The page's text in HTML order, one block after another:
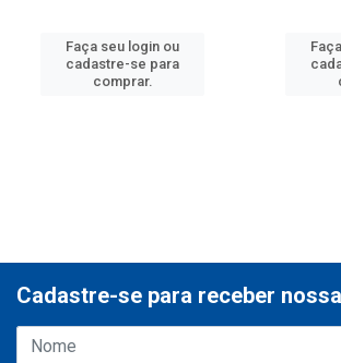
Faça seu login ou
cadastre-se para
comprar.
Cadastre-se para receber